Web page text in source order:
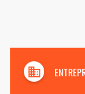
domain